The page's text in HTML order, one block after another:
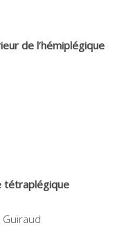
de l’hémiplégique
tétraplégique
Guiraud